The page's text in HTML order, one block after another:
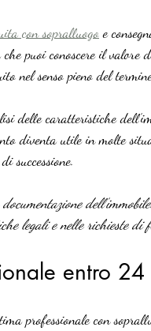
con sopralluogo e
puoi conoscere il valore
nel senso pieno del
delle caratteristiche
diventa utile in molte
successione.
legali e nelle richieste di
entro 24
professionale con